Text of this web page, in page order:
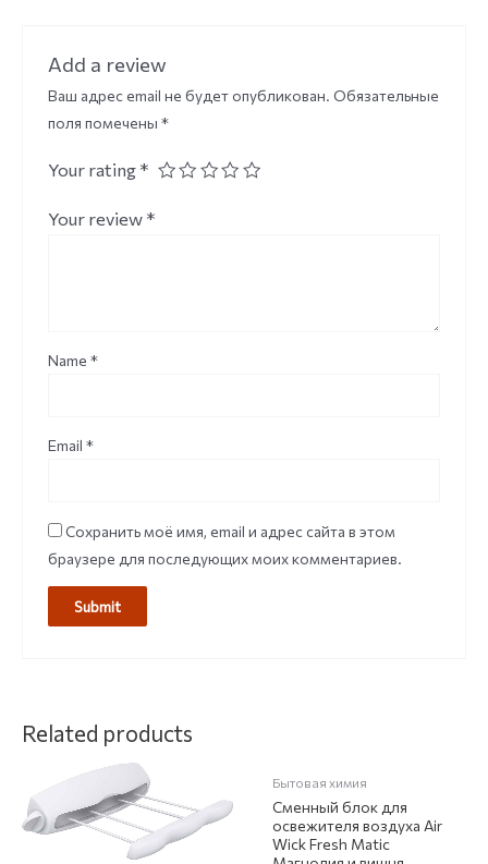
Add a review
Ваш адрес email не будет опубликован. Обязательные
поля помечены *
Your rating *
Your review *
Name *
Email *
Сохранить моё имя, email и адрес сайта в этом
браузере для последующих моих комментариев.
Related products
Бытовая химия
Сменный блок для
освежителя воздуха Air
Wick Fresh Matic